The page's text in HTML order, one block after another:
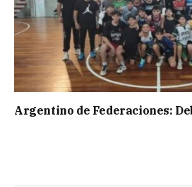
Argentino de Federaciones: